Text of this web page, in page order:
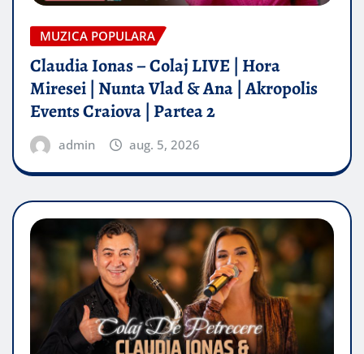
MUZICA POPULARA
Claudia Ionas – Colaj LIVE | Hora
Miresei | Nunta Vlad & Ana | Akropolis
Events Craiova | Partea 2
admin aug. 5, 2026